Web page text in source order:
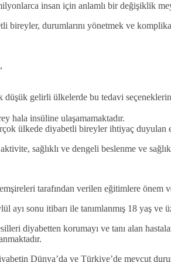
insan için anlamlı bir değişiklik
durumlarını yönetmek ve
gelirli ülkelerde bu tedavi
hala insüline ulaşamamaktadır.
ülkede diyabetli bireyler ihtiyaç duyulan
sağlıklı ve dengeli beslenme ve
tarafından verilen eğitimlere önem
ayı sonu itibarı ile tanımlanmış 18 yaş ve
diyabetten korumayı ve tanı alan
Dünya’da ve Türkiye’de mevcut